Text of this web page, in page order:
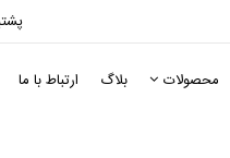
محصولات بلاگ ارتباط با ما